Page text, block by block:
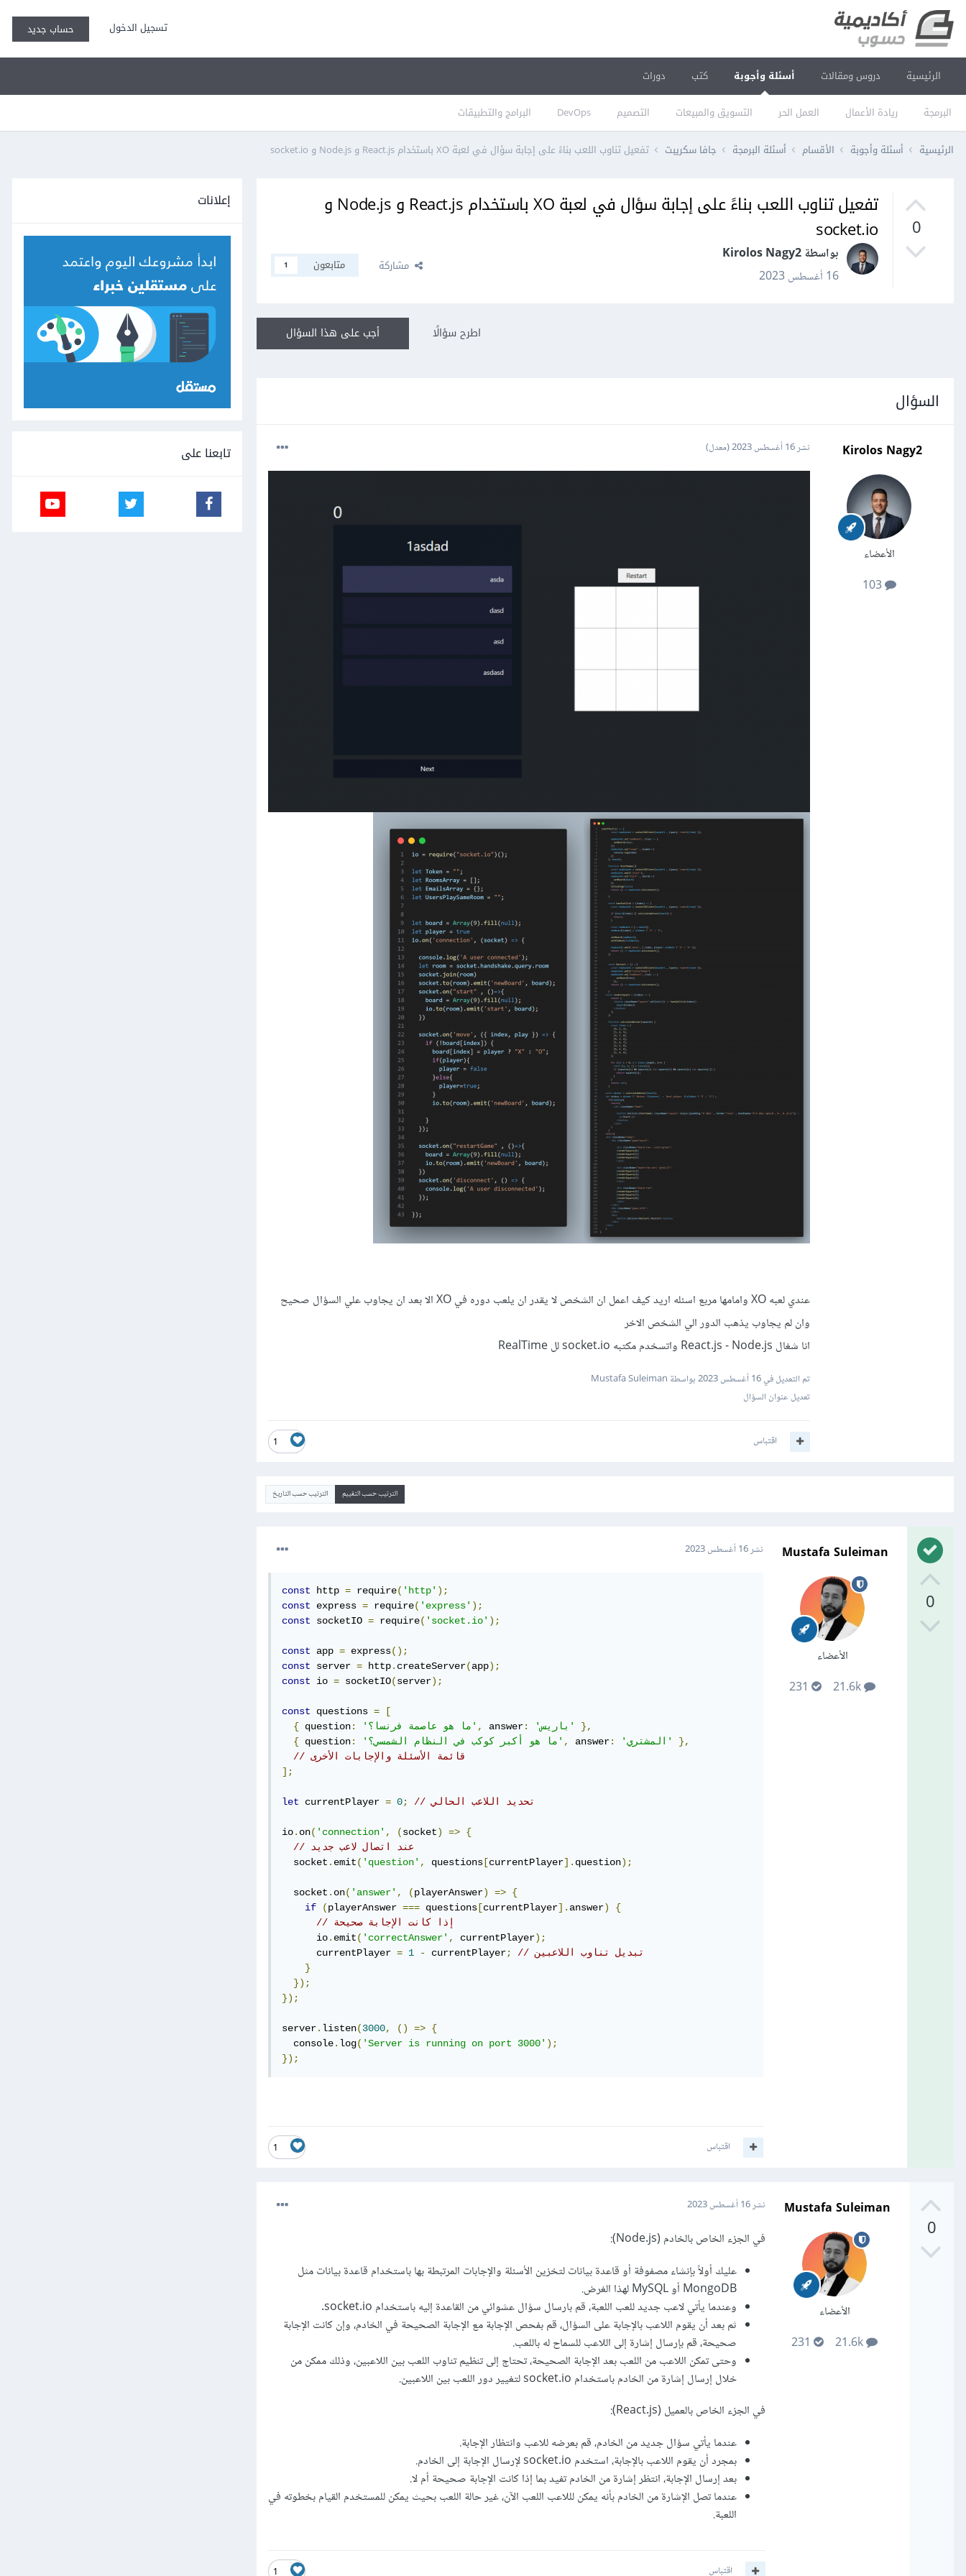
تسجيل الدخول حساب جديد
الرئيسية دروس ومقالات أسئلة وأجوبة
البرمجة ريادة الأعمال العمل الحر التسويق والمبيعات التصميم DevOps البرامج والتطبيقات
كتب دورات
الرئيسية أسئلة وأجوبة الأقسام أسئلة البرمجة جافا سكريبت تفعيل تناوب اللعب بناءً على إجابة سؤال في لعبة XO باستخدام React.js و Node.js و socket.io
0
تفعيل تناوب اللعب بناءً على إجابة سؤال في لعبة XO باستخدام React.js و Node.js و
socket.io
بواسطة Kirolos Nagy2
16 أغسطس 2023
مشاركة متابعون 1
أجب على هذا السؤال اطرح سؤالًا
السؤال
Kirolos Nagy2
الأعضاء
103
نشر16 أغسطس 2023 (معدل)
عندي لعبه XO وامامها مربع اسئله اريد كيف اعمل ان الشخص لا يقدر ان يلعب دوره في XO الا بعد ان يجاوب علي السؤال صحيح
وان لم يجاوب يذهب الدور الي الشخص الاخر
انا شغال React.js - Node.js واتسخدم مكتبه socket.io لل RealTime
تم التعديل في16 أغسطس 2023
بواسطة Mustafa Suleiman
تعديل عنوان السؤال
1 اقتباس
الترتيب حسب التقييم الترتيب حسب التاريخ
0
Mustafa Suleiman
الأعضاء
نشر16 أغسطس 2023
const http = require( 'http' );
const express = require( 'express' );
const socketIO = require( 'socket.io' );
const app = express();
const server = http. createServer(app);
const io = socketIO(server);
const questions =
[
{ question: 'ما هو عاصمة فرنسا؟' , answer: 'باريس'
},
{ question: 'ما هو أكبر كوكب في النظام الشمسي؟' , answer: 'المشتري'
},
// قائمة الأسئلة والإجابات الأخرى
];
let currentPlayer = 0; // تحديد اللاعب الحالي
io. on( 'connection' , (socket) => {
// عند اتصال لاعب جديد
  socket
. emit( 'question' , questions [currentPlayer]. question);
  socket
. on( 'answer' , (playerAnswer) => {
if
(playerAnswer === questions [currentPlayer]. answer)
{
// إذا كانت الإجابة صحيحة
      io
. emit( 'correctAnswer' , currentPlayer);
      currentPlayer
= 1 - currentPlayer;
// تبديل تناوب اللاعبين
}
});
});
server. listen(3000, () => {
  console
. log( 'Server is running on port 3000' );
});
1 اقتباس
0
Mustafa Suleiman
الأعضاء
نشر16 أغسطس 2023
في الجزء الخاص بالخادم (Node.js):
عليك أولاً بإنشاء مصفوفة أو قاعدة بيانات لتخزين الأسئلة والإجابات المرتبطة بها باستخدام قاعدة بيانات مثل
MongoDB أو MySQL لهذا الغرض.
وعندما يأتي لاعب جديد للعب اللعبة، قم بارسال سؤال عشوائي من القاعدة إليه باستخدام socket.io.
ثم بعد أن يقوم اللاعب بالإجابة على السؤال، قم بفحص الإجابة مع الإجابة الصحيحة في الخادم، وإن كانت الإجابة
صحيحة، قم بإرسال إشارة إلى اللاعب للسماح له باللعب.
وحتى تمكن اللاعب من اللعب بعد الإجابة الصحيحة، تحتاج إلى تنظيم تناوب اللعب بين اللاعبين، وذلك ممكن من
خلال إرسال إشارة من الخادم باستخدام socket.io لتغيير دور اللعب بين اللاعبين.
في الجزء الخاص بالعميل (React.js):
عندما يأتي سؤال جديد من الخادم، قم بعرضه للاعب وانتظار الإجابة.
بمجرد أن يقوم اللاعب بالإجابة، استخدم socket.io لإرسال الإجابة إلى الخادم.
بعد إرسال الإجابة، انتظر إشارة من الخادم تفيد بما إذا كانت الإجابة صحيحة أم لا.
عندما تصل الإشارة من الخادم بأنه يمكن لللاعب اللعب الآن، غير حالة اللعب بحيث يمكن للمستخدم القيام بخطوته في
اللعبة.
1 اقتباس
إعلانات
تابعنا على